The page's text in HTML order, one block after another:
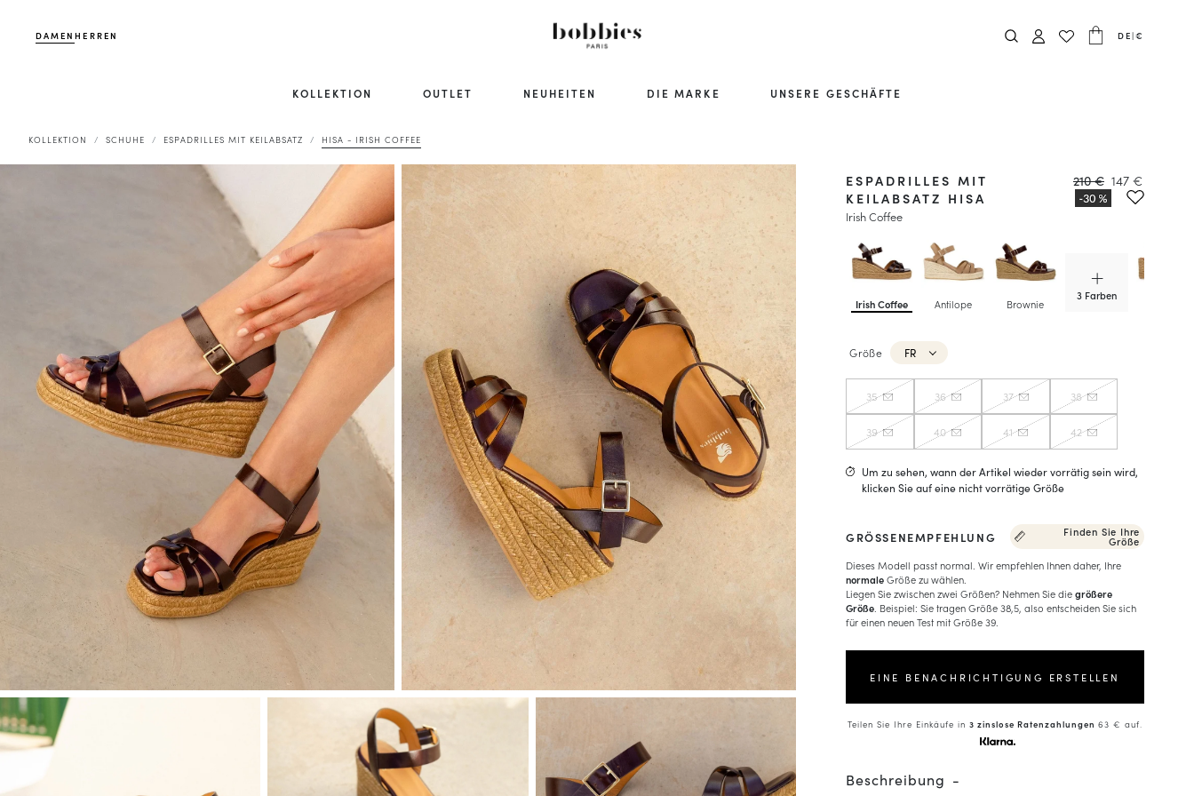
DAMENHERREN DE|€
KOLLEKTION OUTLET NEUHEITEN DIE MARKE UNSERE GESCHÄFTE
KOLLEKTION SCHUHE ESPADRILLES MIT KEILABSATZ HISA - IRISH COFFEE
Irish Coffee Antilope Brownie
3 Farben
ESPADRILLES MIT
KEILABSATZ HISA
Irish Coffee
210 € 147 €
Größe FR
35 36 37 38
39 40 41 42
Um zu sehen, wann der Artikel wieder vorrätig sein wird,
klicken Sie auf eine nicht vorrätige Größe
GRÖSSENEMPFEHLUNG Finden Sie Ihre
Größe
Dieses Modell passt normal. Wir empfehlen Ihnen daher, Ihre
normaleGröße zu wählen.
Liegen Sie zwischen zwei Größen? Nehmen Sie diegrößere
Größe . Beispiel: Sie tragen Größe 38,5, also entscheiden Sie sich
für einen neuen Test mit Größe 39.
EINE BENACHRICHTIGUNG ERSTELLEN
Teilen Sie Ihre Einkäufe in 3 zinslose Ratenzahlungen 63 € auf.
Beschreibung